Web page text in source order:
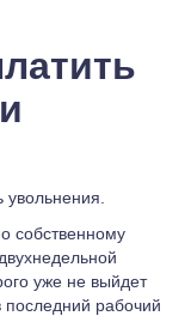
собственному
уже не выйдет
рабочий